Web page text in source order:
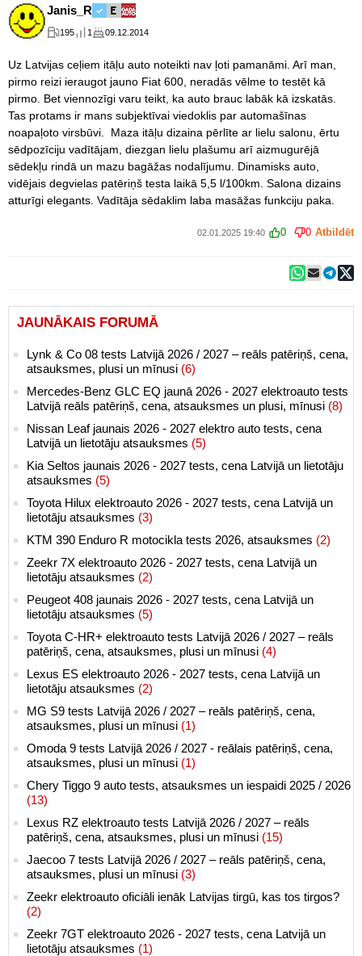
Janis_R
195 1 09.12.2014
Uz Latvijas ceļiem itāļu auto noteikti nav ļoti pamanāmi. Arī man,
pirmo reizi ieraugot jauno Fiat 600, neradās vēlme to testēt kā
pirmo. Bet viennozīgi varu teikt, ka auto brauc labāk kā izskatās.
Tas protams ir mans subjektīvai viedoklis par automašīnas
noapaļoto virsbūvi. Maza itāļu dizaina pērlīte ar lielu salonu, ērtu
sēdpozīciju vadītājam, diezgan lielu plašumu arī aizmugurējā
sēdekļu rindā un mazu bagāžas nodalījumu. Dinamisks auto,
vidējais degvielas patēriņš testa laikā 5,5 l/100km. Salona dizains
atturīgi elegants. Vadītāja sēdaklim laba masāžas funkciju paka.
02.01.2025 19:40 0 0 Atbildēt
JAUNĀKAIS FORUMĀ
Lynk & Co 08 tests Latvijā 2026 / 2027 – reāls patēriņš, cena,
atsauksmes, plusi un mīnusi (6)
Mercedes-Benz GLC EQ jaunā 2026 - 2027 elektroauto tests
Latvijā reāls patēriņš, cena, atsauksmes un plusi, mīnusi (8)
Nissan Leaf jaunais 2026 - 2027 elektro auto tests, cena
Latvijā un lietotāju atsauksmes (5)
Kia Seltos jaunais 2026 - 2027 tests, cena Latvijā un lietotāju
atsauksmes (5)
Toyota Hilux elektroauto 2026 - 2027 tests, cena Latvijā un
lietotāju atsauksmes (3)
KTM 390 Enduro R motocikla tests 2026, atsauksmes (2)
Zeekr 7X elektroauto 2026 - 2027 tests, cena Latvijā un
lietotāju atsauksmes (2)
Peugeot 408 jaunais 2026 - 2027 tests, cena Latvijā un
lietotāju atsauksmes (5)
Toyota C-HR+ elektroauto tests Latvijā 2026 / 2027 – reāls
patēriņš, cena, atsauksmes, plusi un mīnusi (4)
Lexus ES elektroauto 2026 - 2027 tests, cena Latvijā un
lietotāju atsauksmes (2)
MG S9 tests Latvijā 2026 / 2027 – reāls patēriņš, cena,
atsauksmes, plusi un mīnusi (1)
Omoda 9 tests Latvijā 2026 / 2027 - reālais patēriņš, cena,
atsauksmes, plusi un mīnusi (1)
Chery Tiggo 9 auto tests, atsauksmes un iespaidi 2025 / 2026
(13)
Lexus RZ elektroauto tests Latvijā 2026 / 2027 – reāls
patēriņš, cena, atsauksmes, plusi un mīnusi (15)
Jaecoo 7 tests Latvijā 2026 / 2027 – reāls patēriņš, cena,
atsauksmes, plusi un mīnusi (3)
Zeekr elektroauto oficiāli ienāk Latvijas tirgū, kas tos tirgos?
(2)
Zeekr 7GT elektroauto 2026 - 2027 tests, cena Latvijā un
lietotāju atsauksmes (1)